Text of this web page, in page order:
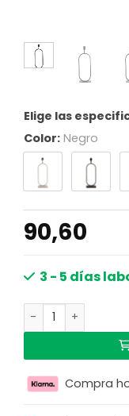
Elige las
Color: Negro
90,60
3 - 5 días
Lamp base
Compra